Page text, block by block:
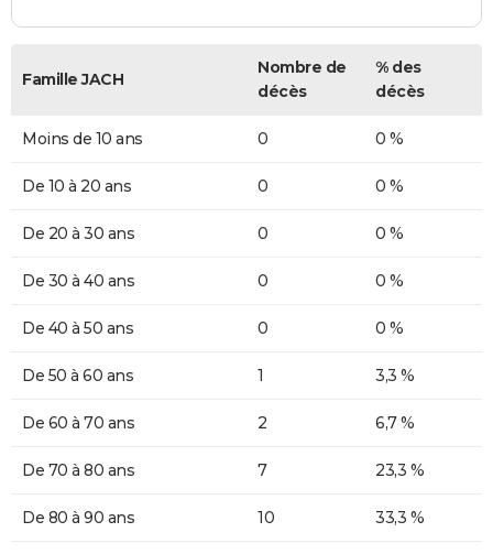
Famille JACH
Nombre de
décès
% des
décès
Moins de 10 ans 0 0 %
De 10 à 20 ans 0 0 %
De 20 à 30 ans 0 0 %
De 30 à 40 ans 0 0 %
De 40 à 50 ans 0 0 %
De 50 à 60 ans 1 3,3 %
De 60 à 70 ans 2 6,7 %
De 70 à 80 ans 7 23,3 %
De 80 à 90 ans 10 33,3 %